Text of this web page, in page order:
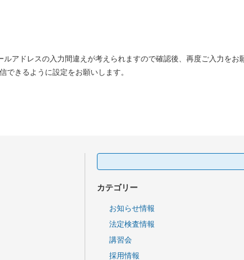
アドレスの入力間違えが考えられますので確認後、再度ご入力をお
きるように設定をお願いします。
検索:
カテゴリー
お知らせ情報
法定検査情報
講習会
採用情報